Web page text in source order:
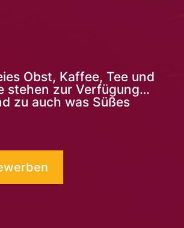
Obst, Kaffee, Tee und
stehen zur Verfügung…
zu auch was Süßes